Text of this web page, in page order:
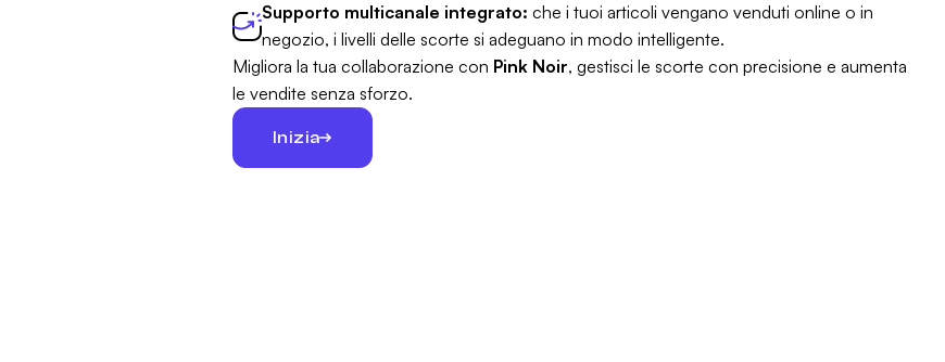
Supporto multicanale integrato: che i tuoi articoli vengano venduti online o in
negozio, i livelli delle scorte si adeguano in modo intelligente.
Migliora la tua collaborazione con Pink Noir, gestisci le scorte con precisione e aumenta
le vendite senza sforzo.
Inizia